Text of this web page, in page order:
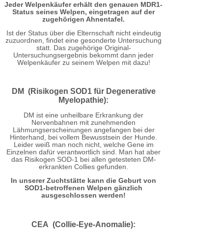
Jeder Welpenkäufer erhält den genauen MDR1-
Status seines Welpen, eingetragen auf der
zugehörigen Ahnentafel.
Ist der Status über die Elternschaft nicht eindeutig
zuzuordnen, findet eine gesonderte Untersuchung
statt. Das zugehörige Original-
Untersuchungsergebnis bekommt dann jeder
Welpenkäufer zu seinem Welpen mit dazu!
DM (Risikogen SOD1 für Degenerative
Myelopathie):
DM ist eine unheilbare Erkrankung der
Nervenbahnen mit zunehmenden
Lähmungserscheinungen angefangen bei der
Hinterhand, bei vollem Bewusstsein der Hunde.
Leider weiß man noch nicht, welche Gene im
Einzelnen dafür verantwortlich sind. Man hat aber
das Risikogen SOD-1 bei allen getesteten DM-
erkrankten Collies gefunden.
In unserer Zuchtstätte kann die Geburt von
SOD1-betroffenen Welpen gänzlich
ausgeschlossen werden!
CEA (Collie-Eye-Anomalie):